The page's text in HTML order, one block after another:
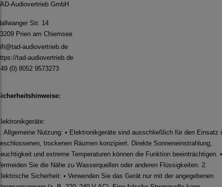
Audiovertrieb GmbH
Str. 14
Prien am Chiemsee
audiovertrieb.de
tad-audiovertrieb.de
(0) 8052 9573273
Allgemeine Nutzung: • Elektronikgeräte sind ausschließlich für den Einsatz
trockenen Räumen konzipiert. Direkte Sonneneinstrahlung,
und extreme Temperaturen können die Funktion beeinträchtigen. •
Sie die Nähe zu Wasserquellen oder anderen Flüssigkeiten. 2.
Sicherheit: • Verwenden Sie das Gerät nur mit der angegebenen